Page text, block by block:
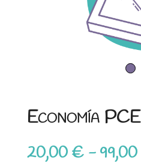
Economía PCE
20,00 € - 99,00